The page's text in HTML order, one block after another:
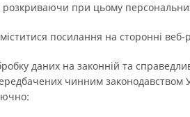
розкриваючи при цьому
посилання на сторонні
даних на законній та
чинним законодавством